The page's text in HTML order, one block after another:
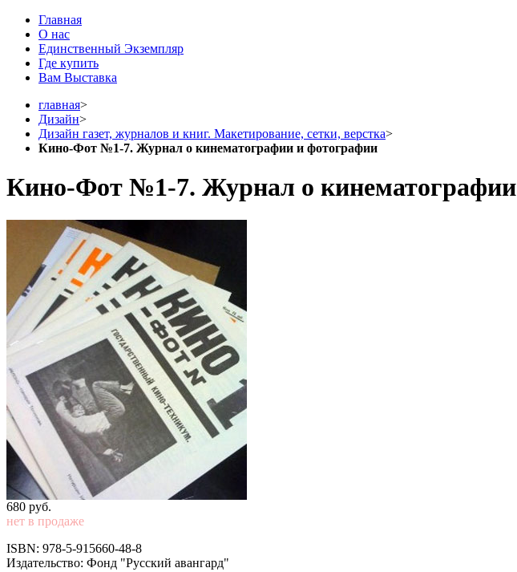
Главная
О нас
Единственный Экземпляр
Где купить
Вам Выставка
главная>
Дизайн>
Дизайн газет, журналов и книг. Макетирование, сетки, верстка>
Кино-Фот №1-7. Журнал о кинематографии и фотографии
Кино-Фот №1-7. Журнал о
680 pуб.
нет в продаже
ISBN: 978-5-915660-48-8
Издательство: Фонд "Русский авангард"